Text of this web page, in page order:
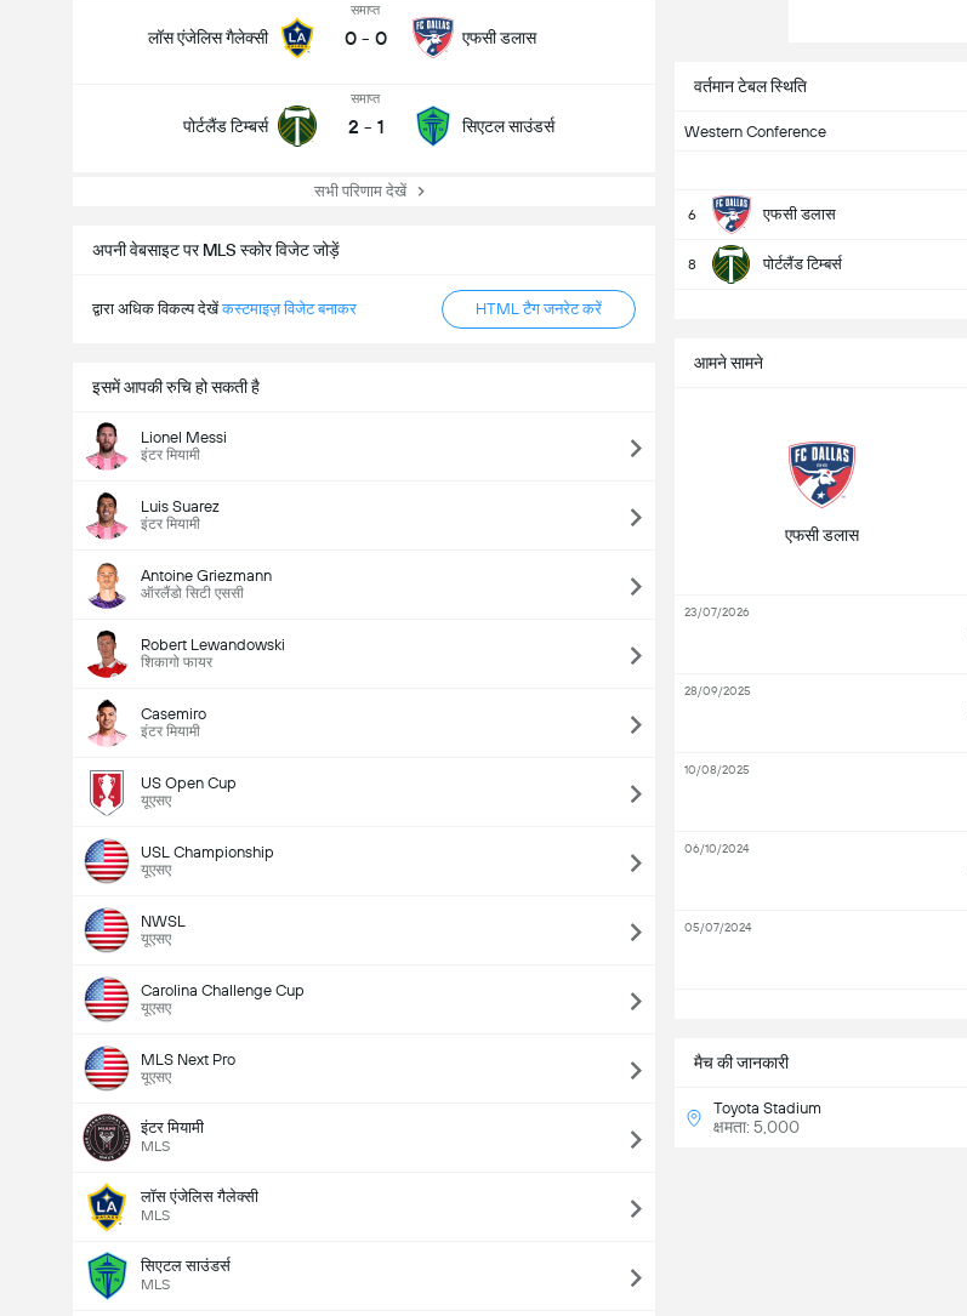
लॉस एंजेलिस गैलेक्सी
समाप्त
0 - 0 एफसी डलास
पोर्टलैंड टिम्बर्स
समाप्त
2 - 1 सिएटल साउंडर्स
सभी परिणाम देखें
अपनी वेबसाइट पर MLS स्कोर विजेट जोड़ें
द्वारा अधिक विकल्प देखेंकस्टमाइज़ विजेट बनाकर HTML टैग जनरेट करें
इसमें आपकी रुचि हो सकती है
Lionel Messi
इंटर मियामी
Luis Suarez
इंटर मियामी
Antoine Griezmann
ऑरलैंडो सिटी एससी
Robert Lewandowski
शिकागो फायर
Casemiro
इंटर मियामी
US Open Cup
यूएसए
USL Championship
यूएसए
NWSL
यूएसए
Carolina Challenge Cup
यूएसए
MLS Next Pro
यूएसए
इंटर मियामी
MLS
लॉस एंजेलिस गैलेक्सी
MLS
सिएटल साउंडर्स
MLS
वर्तमान टेबल स्थिति
Western Conference
6 एफसी डलास
8 पोर्टलैंड टिम्बर्स
मैच की जानकारी
Toyota Stadium
क्षमता: 5,000
आमने सामने
एफसी डलास
23/07/2026
28/09/2025
10/08/2025
06/10/2024
05/07/2024